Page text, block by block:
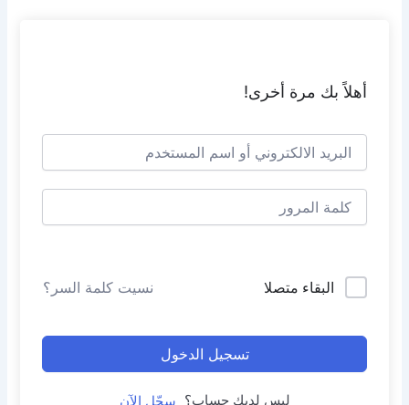
أهلاً بك مرة أخرى!
البقاء متصلا نسيت كلمة السر؟
تسجيل الدخول
ليس لديك حساب؟ سجّل الآن